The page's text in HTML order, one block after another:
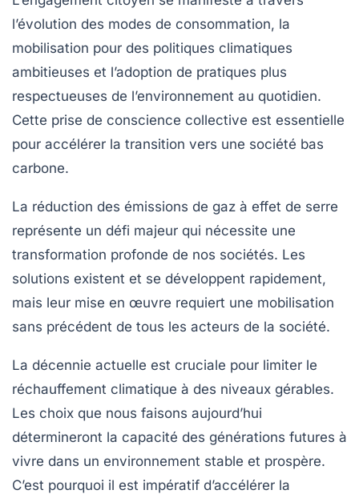
l’évolution des modes de consommation, la
mobilisation pour des politiques climatiques
ambitieuses et l’adoption de pratiques plus
respectueuses de l’environnement au quotidien.
Cette prise de conscience collective est essentielle
pour accélérer la transition vers une société bas
carbone.
La réduction des émissions de gaz à effet de serre
représente un défi majeur qui nécessite une
transformation profonde de nos sociétés. Les
solutions existent et se développent rapidement,
mais leur mise en œuvre requiert une mobilisation
sans précédent de tous les acteurs de la société.
La décennie actuelle est cruciale pour limiter le
réchauffement climatique à des niveaux gérables.
Les choix que nous faisons aujourd’hui
détermineront la capacité des générations futures à
vivre dans un environnement stable et prospère.
C’est pourquoi il est impératif d’accélérer la